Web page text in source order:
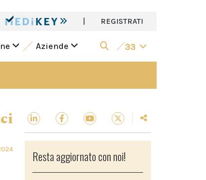
| REGISTRATI
Aziende 33
Resta aggiornato con noi!